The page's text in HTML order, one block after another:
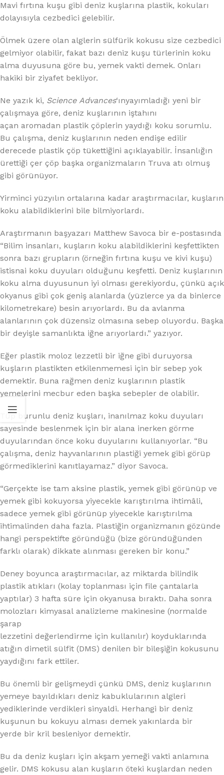
Mavi fırtına kuşu gibi deniz kuşlarına plastik, kokuları
dolayısıyla cezbedici gelebilir.
Ölmek üzere olan alglerin sülfürik kokusu size cezbedici
gelmiyor olabilir, fakat bazı deniz kuşu türlerinin koku
alma duyusuna göre bu, yemek vakti demek. Onları
hakiki bir ziyafet bekliyor.
Ne yazık ki, Science Advances‘ınyayımladığı yeni bir
çalışmaya göre, deniz kuşlarının iştahını
açan aromadan plastik çöplerin yaydığı koku sorumlu.
Bu çalışma, deniz kuşlarının neden endişe edilir
derecede plastik çöp tükettiğini açıklayabilir. İnsanlığın
ürettiği çer çöp başka organizmaların Truva atı olmuş
gibi görünüyor.
Yirminci yüzyılın ortalarına kadar araştırmacılar, kuşların
koku alabildiklerini bile bilmiyorlardı.
Araştırmanın başyazarı Matthew Savoca bir e-postasında
“Bilim insanları, kuşların koku alabildiklerini keşfettikten
sonra bazı grupların (örneğin fırtına kuşu ve kivi kuşu)
istisnai koku duyuları olduğunu keşfetti. Deniz kuşlarının
koku alma duyusunun iyi olması gerekiyordu, çünkü açık
okyanus gibi çok geniş alanlarda (yüzlerce ya da binlerce
kilometrekare) besin arıyorlardı. Bu da avlanma
alanlarının çok düzensiz olmasına sebep oluyordu. Başka
bir deyişle samanlıkta iğne arıyorlardı.” yazıyor.
Eğer plastik moloz lezzetli bir iğne gibi duruyorsa
kuşların plastikten etkilenmemesi için bir sebep yok
demektir. Buna rağmen deniz kuşlarının plastik
yemelerini mecbur eden başka sebepler de olabilir.
Tüp burunlu deniz kuşları, inanılmaz koku duyuları
sayesinde beslenmek için bir alana inerken görme
duyularından önce koku duyularını kullanıyorlar. “Bu
çalışma, deniz hayvanlarının plastiği yemek gibi görüp
görmediklerini kanıtlayamaz.” diyor Savoca.
“Gerçekte ise tam aksine plastik, yemek gibi görünüp ve
yemek gibi kokuyorsa yiyecekle karıştırılma ihtimâli,
sadece yemek gibi görünüp yiyecekle karıştırılma
ihtimalinden daha fazla. Plastiğin organizmanın gözünde
hangi perspektifte göründüğü (bize göründüğünden
farklı olarak) dikkate alınması gereken bir konu.”
Deney boyunca araştırmacılar, az miktarda bilindik
plastik atıkları (kolay toplanması için file çantalarla
yaptılar) 3 hafta süre için okyanusa bıraktı. Daha sonra
molozları kimyasal analizleme makinesine (normalde
şarap
lezzetini değerlendirme için kullanılır) koyduklarında
atığın dimetil sülfit (DMS) denilen bir bileşiğin kokusunu
yaydığını fark ettiler.
Bu önemli bir gelişmeydi çünkü DMS, deniz kuşlarının
yemeye bayıldıkları deniz kabuklularının algleri
yediklerinde verdikleri sinyaldi. Herhangi bir deniz
kuşunun bu kokuyu alması demek yakınlarda bir
yerde bir kril besleniyor demektir.
Bu da deniz kuşları için akşam yemeği vakti anlamına
gelir. DMS kokusu alan kuşların öteki kuşlardan neden